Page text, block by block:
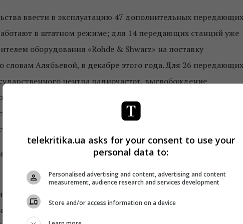
ввести в эксплуатацию 47 дополнительных передающих
в штатном режиме; для 14 передающих станций уже
оборудования «Rohde & Shwarz» на поставку
Алябьевой, в декабре этого года. Для 26 передающих
центра радиочастот, высвобождение
отключения передатчиков аналогового телевидения.
будут введены в эксплуатацию в течение четырех
оборудования по таким контрактам — три месяца.
января 2021-го подаст заявки об изменении модуляции
привел ООО «Зеонбуд», по предложению Ольги
часть решения регулятора. Также они были определены
telekritika.ua asks for your consent to use your
personal data to:
Personalised advertising and content, advertising and content
measurement, audience research and services development
Store and/or access information on a device